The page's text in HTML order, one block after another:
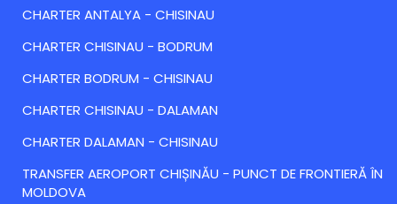
CHARTER ANTALYA - CHISINAU
CHARTER CHISINAU - BODRUM
CHARTER BODRUM - CHISINAU
CHARTER CHISINAU - DALAMAN
CHARTER DALAMAN - CHISINAU
TRANSFER AEROPORT CHIȘINĂU - PUNCT DE FRONTIERĂ ÎN
MOLDOVA